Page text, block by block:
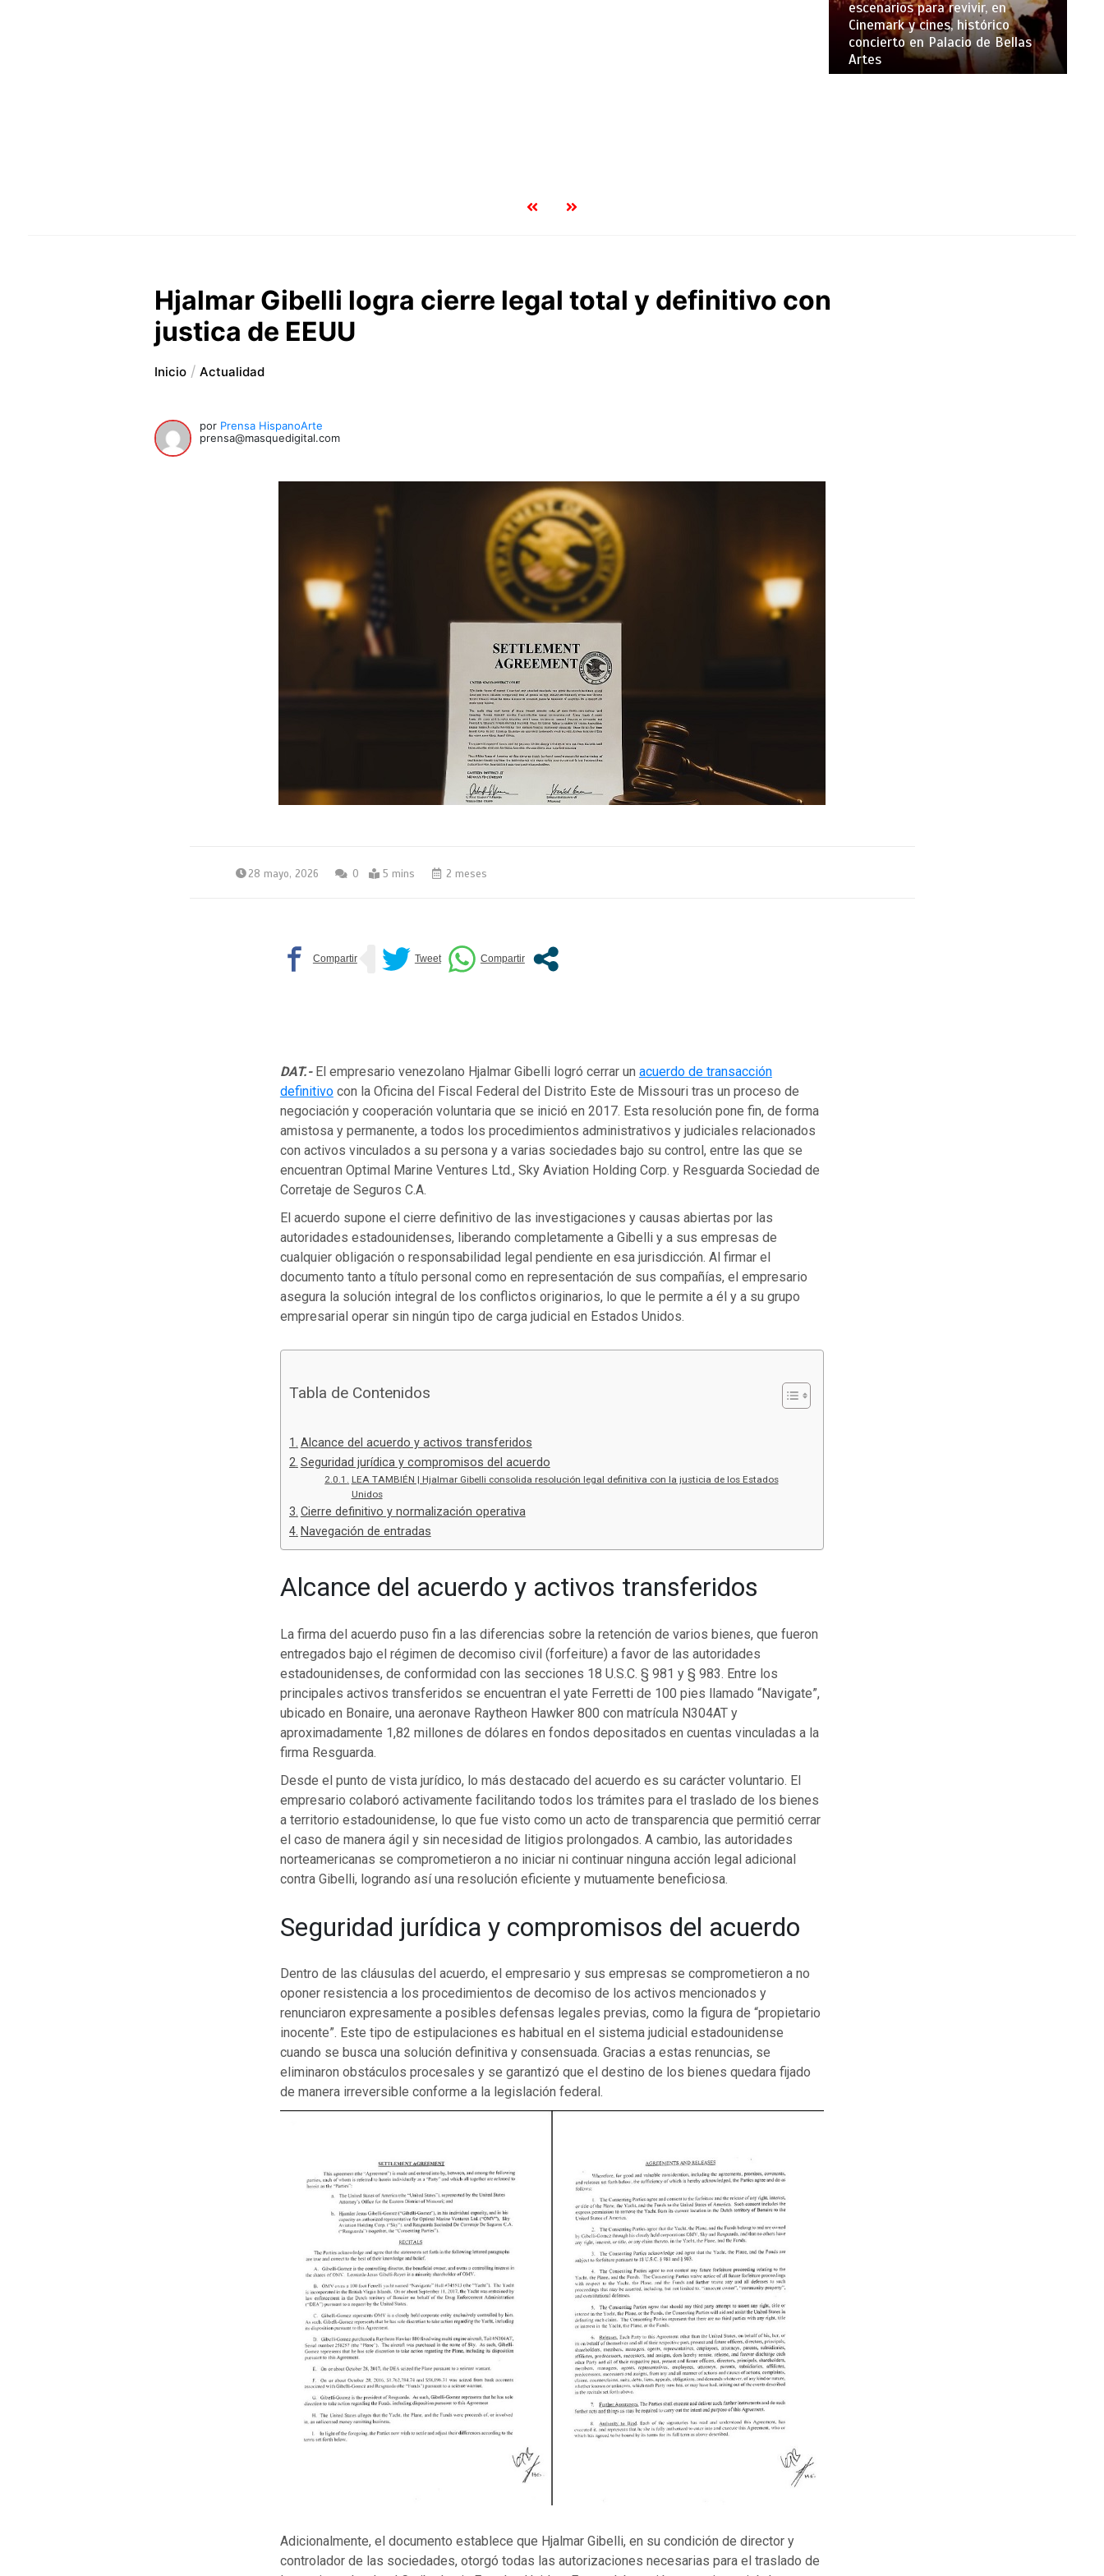
escenarios para revivir, en
Cinemark y cines, histórico
concierto en Palacio de Bellas
Artes
Hjalmar Gibelli logra cierre legal total y definitivo con
justica de EEUU
Inicio Actualidad
por Prensa HispanoArte
prensa@masquedigital.com
28 mayo, 2026 0 5 mins 2 meses
DAT.-El empresario venezolano Hjalmar Gibelli logró cerrar un acuerdo de transacción
definitivocon la Oficina del Fiscal Federal del Distrito Este de Missouri tras un proceso de
negociación y cooperación voluntaria que se inició en 2017. Esta resolución pone fin, de forma
amistosa y permanente, a todos los procedimientos administrativos y judiciales relacionados
con activos vinculados a su persona y a varias sociedades bajo su control, entre las que se
encuentran Optimal Marine Ventures Ltd., Sky Aviation Holding Corp. y Resguarda Sociedad de
Corretaje de Seguros C.A.
El acuerdo supone el cierre definitivo de las investigaciones y causas abiertas por las
autoridades estadounidenses, liberando completamente a Gibelli y a sus empresas de
cualquier obligación o responsabilidad legal pendiente en esa jurisdicción. Al firmar el
documento tanto a título personal como en representación de sus compañías, el empresario
asegura la solución integral de los conflictos originarios, lo que le permite a él y a su grupo
empresarial operar sin ningún tipo de carga judicial en Estados Unidos.
Tabla de Contenidos
Alcance del acuerdo y activos transferidos
Seguridad jurídica y compromisos del acuerdo
LEA TAMBIÉN | Hjalmar Gibelli consolida resolución legal definitiva con la justicia de los Estados
Unidos
Cierre definitivo y normalización operativa
Navegación de entradas
Alcance del acuerdo y activos transferidos
La firma del acuerdo puso fin a las diferencias sobre la retención de varios bienes, que fueron
entregados bajo el régimen de decomiso civil (forfeiture) a favor de las autoridades
estadounidenses, de conformidad con las secciones 18 U.S.C. § 981 y § 983. Entre los
principales activos transferidos se encuentran el yate Ferretti de 100 pies llamado “Navigate”,
ubicado en Bonaire, una aeronave Raytheon Hawker 800 con matrícula N304AT y
aproximadamente 1,82 millones de dólares en fondos depositados en cuentas vinculadas a la
firma Resguarda.
Desde el punto de vista jurídico, lo más destacado del acuerdo es su carácter voluntario. El
empresario colaboró activamente facilitando todos los trámites para el traslado de los bienes
a territorio estadounidense, lo que fue visto como un acto de transparencia que permitió cerrar
el caso de manera ágil y sin necesidad de litigios prolongados. A cambio, las autoridades
norteamericanas se comprometieron a no iniciar ni continuar ninguna acción legal adicional
contra Gibelli, logrando así una resolución eficiente y mutuamente beneficiosa.
Seguridad jurídica y compromisos del acuerdo
Dentro de las cláusulas del acuerdo, el empresario y sus empresas se comprometieron a no
oponer resistencia a los procedimientos de decomiso de los activos mencionados y
renunciaron expresamente a posibles defensas legales previas, como la figura de “propietario
inocente”. Este tipo de estipulaciones es habitual en el sistema judicial estadounidense
cuando se busca una solución definitiva y consensuada. Gracias a estas renuncias, se
eliminaron obstáculos procesales y se garantizó que el destino de los bienes quedara fijado
de manera irreversible conforme a la legislación federal.
Adicionalmente, el documento establece que Hjalmar Gibelli, en su condición de director y
controlador de las sociedades, otorgó todas las autorizaciones necesarias para el traslado de